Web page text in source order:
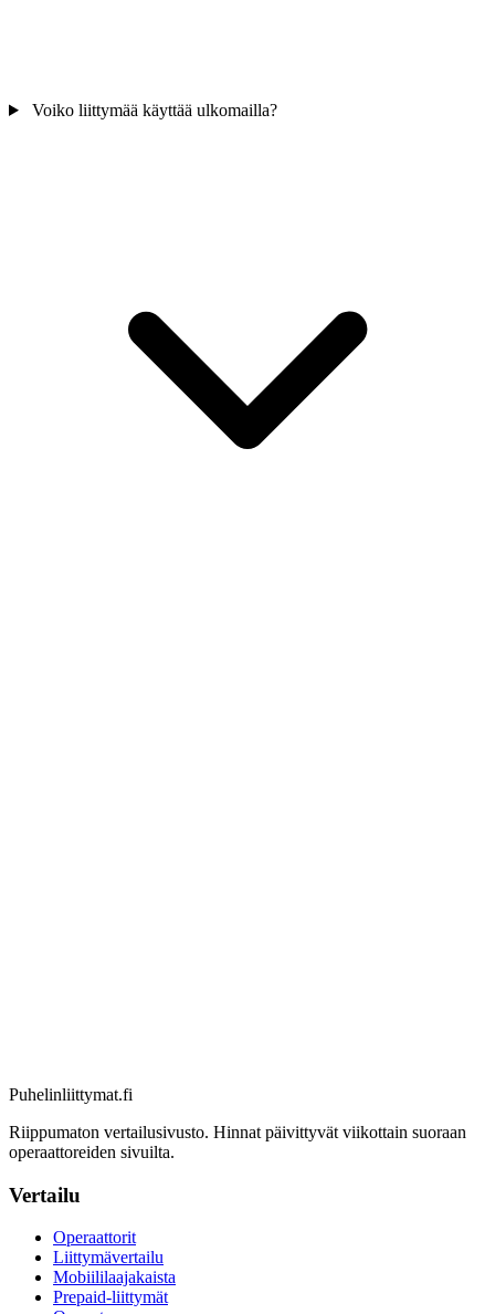
Voiko liittymää käyttää ulkomailla?
Puhelinliittymat.fi
Riippumaton vertailusivusto. Hinnat päivittyvät viikottain suoraan
operaattoreiden sivuilta.
Vertailu
Operaattorit
Liittymävertailu
Mobiililaajakaista
Prepaid-liittymät